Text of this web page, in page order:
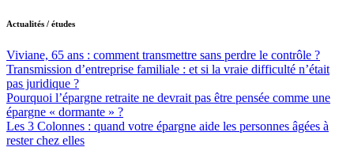
Actualités / études
Viviane, 65 ans : comment transmettre sans perdre le contrôle ?
Transmission d’entreprise familiale : et si la vraie difficulté n’était
pas juridique ?
Pourquoi l’épargne retraite ne devrait pas être pensée comme une
épargne « dormante » ?
Les 3 Colonnes : quand votre épargne aide les personnes âgées à
rester chez elles